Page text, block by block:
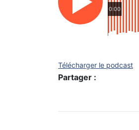
0:00
Télécharger le podcast
Partager :